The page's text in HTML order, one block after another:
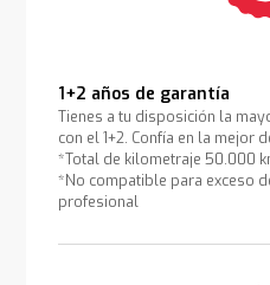
1+2 años de garantía
Tienes a tu disposición la
con el 1+2. Confía en la mejor
*Total de kilometraje 50.000
*No compatible para exceso
profesional